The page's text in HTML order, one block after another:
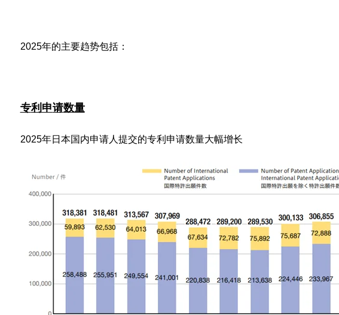
2025年的主要趋势包括：
专利申请数量
2025年日本国内申请人提交的专利申请数量大幅增长